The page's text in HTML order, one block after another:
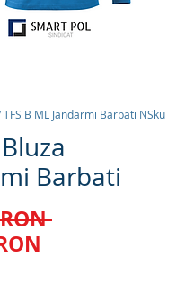
TFS B ML Jandarmi Barbati NSku
Barbati
Preț